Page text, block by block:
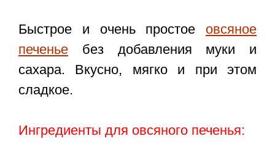
Быстрое и очень простое овсяное
печенье без добавления муки и
сахара. Вкусно, мягко и при этом
сладкое.
Ингредиенты для овсяного печенья: